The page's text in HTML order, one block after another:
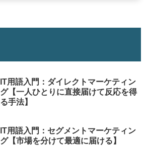
IT用語入門：ダイレクトマーケティン
グ【一人ひとりに直接届けて反応を得
る手法】
IT用語入門：セグメントマーケティン
グ【市場を分けて最適に届ける】